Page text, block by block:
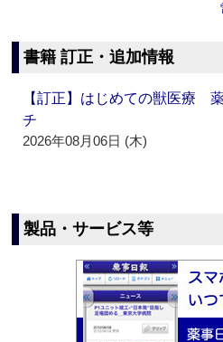
書籍 訂正・追加情報
【訂正】はじめての獣医療
チ
2026年08月06日 (木)
製品・サービス等